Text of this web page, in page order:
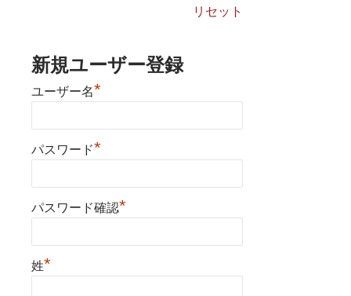
リセット
新規ユーザー登録
ユーザー名*
パスワード*
パスワード確認*
姓*